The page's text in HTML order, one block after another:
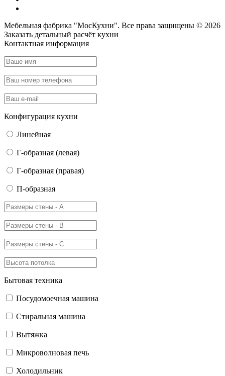
Мебельная фабрика "МосКухни". Все права защищены © 2026
Заказать детальный расчёт кухни
Контактная информация
Конфигурация кухни
Линейная
Г-образная (левая)
Г-образная (правая)
П-образная
Бытовая техника
Посудомоечная машина
Стиральная машина
Вытяжка
Микроволновая печь
Холодильник